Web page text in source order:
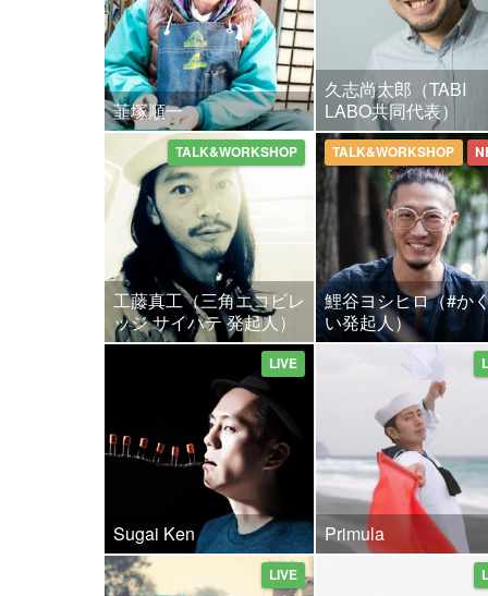
韮塚順一
久志尚太郎（TABI
LABO共同代表）
工藤真工（三角エコビレ
ッジ サイハテ 発起人）
TALK&WORKSHOP
鯉谷ヨシヒロ（#か
い発起人）
TALK&WORKSHOP
Sugai Ken
LIVE
Primula
LIVE